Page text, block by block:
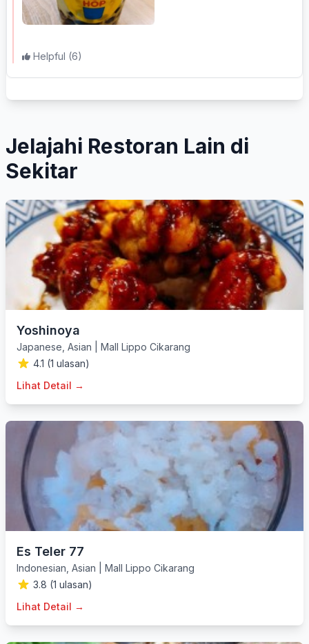
Helpful (6)
Jelajahi Restoran Lain di
Sekitar
Yoshinoya
Japanese Asian
Mall Lippo Cikarang
4.1 (1 ulasan)
Lihat Detail →
Es Teler 77
Indonesian Asian
Mall Lippo Cikarang
3.8 (1 ulasan)
Lihat Detail →